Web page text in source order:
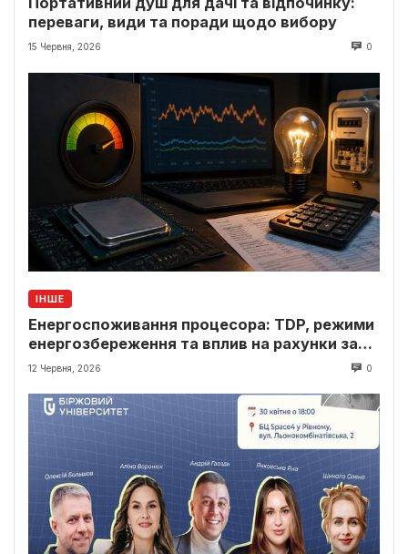
переваги, види та поради щодо вибору
15 Червня, 2026 0
ІНШЕ
Енергоспоживання процесора: TDP, режими
енергозбереження та вплив на рахунки за
світло
12 Червня, 2026 0